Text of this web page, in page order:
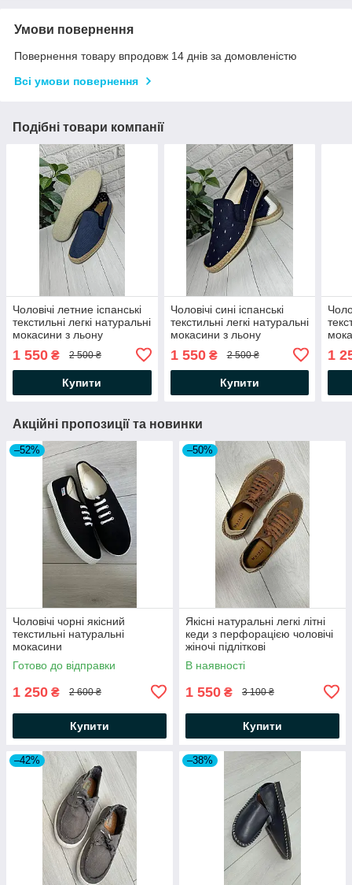
Умови повернення
Повернення товару впродовж 14 днів за домовленістю
Всі умови повернення
Подібні товари компанії
Чоловічі летние іспанські
текстильні легкі натуральні
мокасини з льону
1 550 ₴ 2 500 ₴
Купити
Чоловічі сині іспанські
текстильні легкі натуральні
мокасини з льону
1 550₴ 2 500 ₴
Купити
1
Акційні пропозиції та новинки
–52%
Чоловічі чорні якісний
текстильні натуральні
мокасини
Готово до відправки
1 250 ₴ 2 600 ₴
Купити
–50%
Якісні натуральні легкі літні
кеди з перфорацією чоловічі
жіночі підліткові
В наявності
1 550 ₴ 3 100 ₴
Купити
–42% –38%